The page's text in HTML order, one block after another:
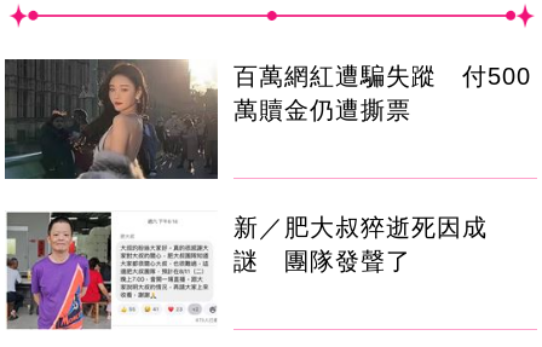
百萬網紅遭騙失蹤 付500
萬贖金仍遭撕票
新／肥大叔猝逝死因成
謎 團隊發聲了